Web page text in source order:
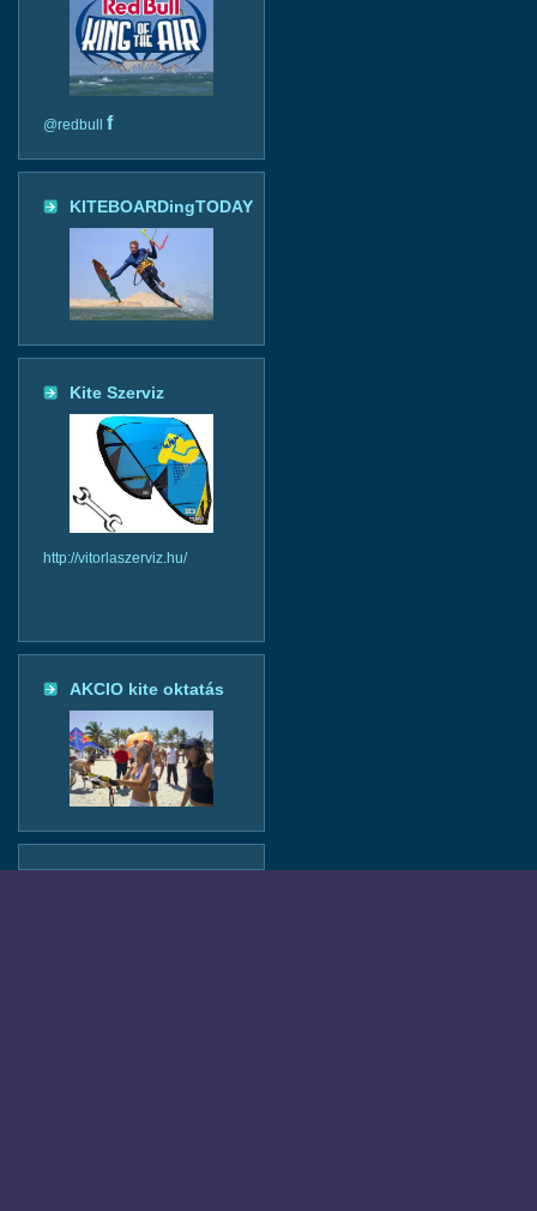
@redbull f
KITEBOARDingTODAY
Kite Szerviz
http://vitorlaszerviz.hu/
AKCIO kite oktatás